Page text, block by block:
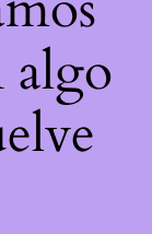
algo